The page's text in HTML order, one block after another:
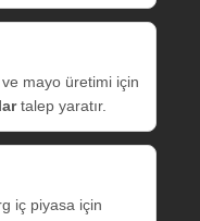
mayo üretimi için
talep yaratır.
iç piyasa için